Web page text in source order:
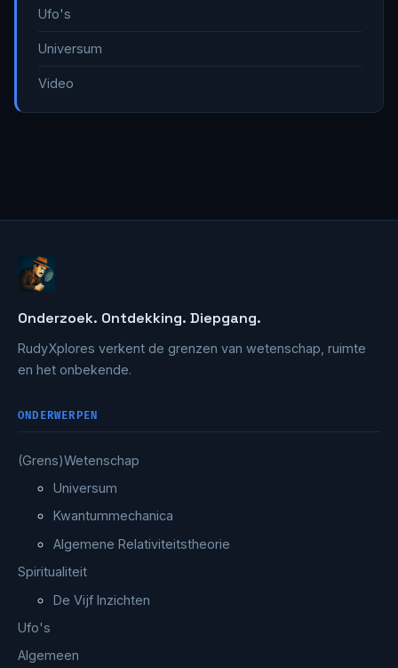
Ufo's
Universum
Video
Onderzoek. Ontdekking. Diepgang.
RudyXplores verkent de grenzen van wetenschap, ruimte
en het onbekende.
ONDERWERPEN
(Grens)Wetenschap
Universum
Kwantummechanica
Algemene Relativiteitstheorie
Spiritualiteit
De Vijf Inzichten
Ufo's
Algemeen